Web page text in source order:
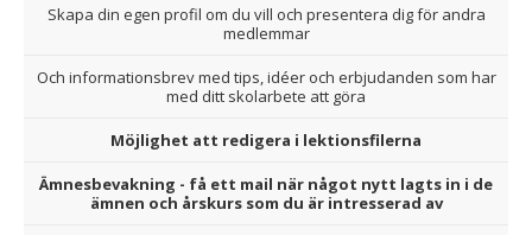
Skapa din egen profil om du vill och presentera dig för andra
medlemmar
Och informationsbrev med tips, idéer och erbjudanden som har
med ditt skolarbete att göra
Möjlighet att redigera i lektionsfilerna
Ämnesbevakning - få ett mail när något nytt lagts in i de
ämnen och årskurs som du är intresserad av